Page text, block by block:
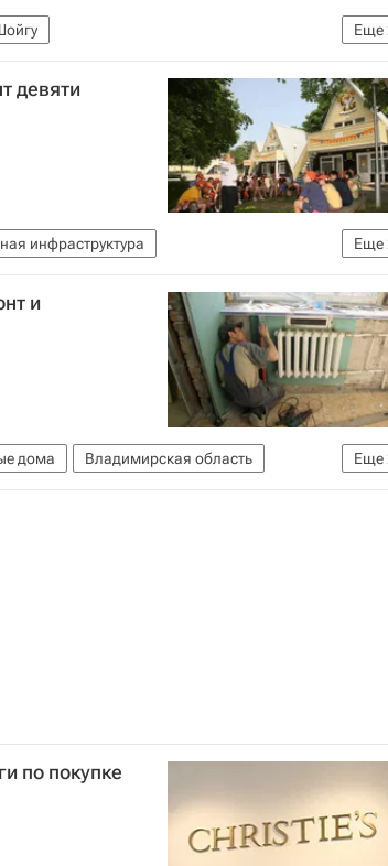
Еще
девяти
Еще
инфраструктура
и
Еще
дома
Владимирская область
по покупке